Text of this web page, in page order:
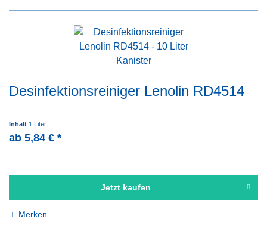
Desinfektionsreiniger Lenolin RD4514
Inhalt 1 Liter
ab 5,84 € *
Jetzt kaufen
Merken